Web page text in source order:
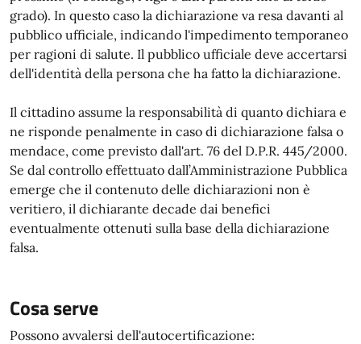
grado). In questo caso la dichiarazione va resa davanti al
pubblico ufficiale, indicando l'impedimento temporaneo
per ragioni di salute. Il pubblico ufficiale deve accertarsi
dell'identità della persona che ha fatto la dichiarazione.
Il cittadino assume la responsabilità di quanto dichiara e
ne risponde penalmente in caso di dichiarazione falsa o
mendace, come previsto dall'art. 76 del D.P.R. 445/2000.
Se dal controllo effettuato dall’Amministrazione Pubblica
emerge che il contenuto delle dichiarazioni non è
veritiero, il dichiarante decade dai benefici
eventualmente ottenuti sulla base della dichiarazione
falsa.
Cosa serve
Possono avvalersi dell'autocertificazione: